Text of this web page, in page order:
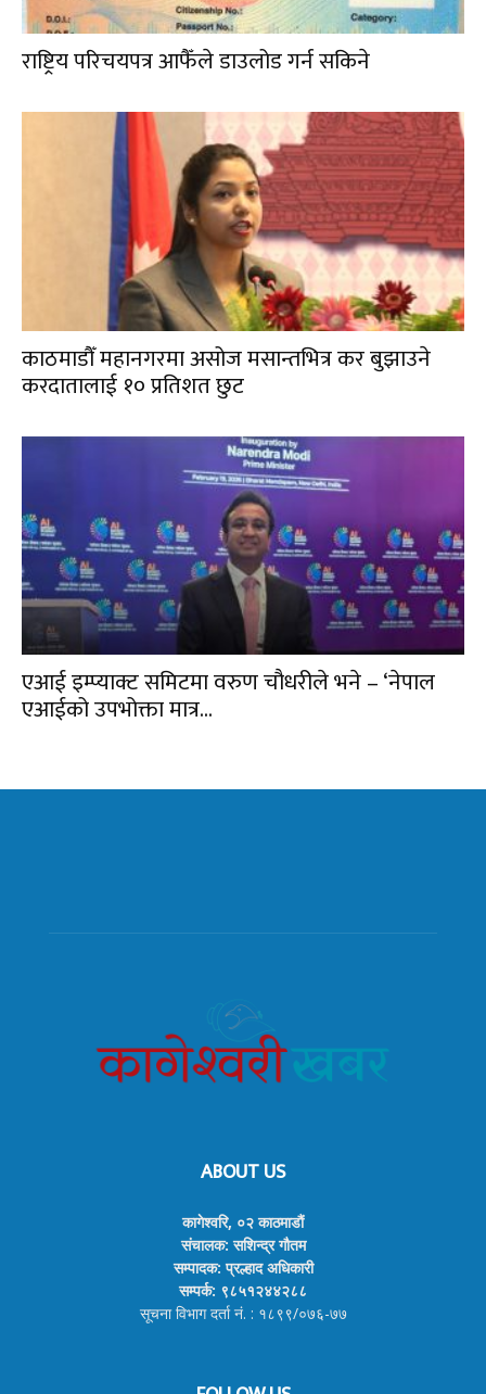
राष्ट्रिय परिचयपत्र आफैँले डाउलोड गर्न सकिने
काठमाडौँ महानगरमा असोज मसान्तभित्र कर बुझाउने
करदातालाई १० प्रतिशत छुट
एआई इम्प्याक्ट समिटमा वरुण चौधरीले भने – ‘नेपाल
एआईको उपभोक्ता मात्र...
ABOUT US
कागेश्वरि, ०२ काठमाडौं
संचालक: सशिन्द्र गौतम
सम्पादक: प्रल्हाद अधिकारी
सम्पर्क: ९८५१२४४२८८
सूचना विभाग दर्ता नं. : १८९९/०७६-७७